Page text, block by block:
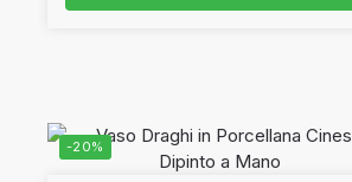
-20%